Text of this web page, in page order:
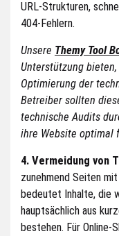
URL-Strukturen,
404-Fehlern.
Unsere Themy Tool
Unterstützung
Optimierung der
Betreiber sollten
technische Audits
ihre Website optimal
4. Vermeidung von
zunehmend Seiten
bedeutet Inhalte, die
hauptsächlich aus
bestehen. Für Online-